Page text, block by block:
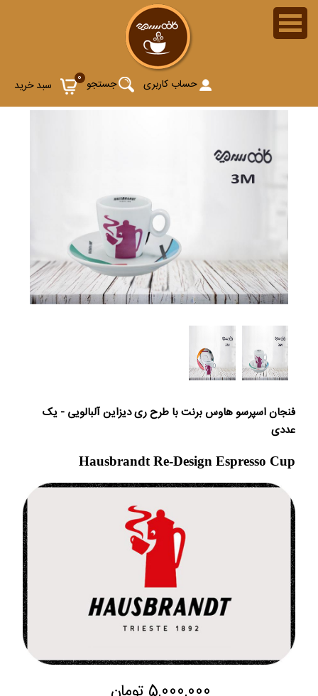
0 سبد خرید جستجو حساب کاربری
فنجان اسپرسو هاوس برنت با طرح ری دیزاین آلبالویی - یک
عددی
Hausbrandt Re-Design Espresso Cup